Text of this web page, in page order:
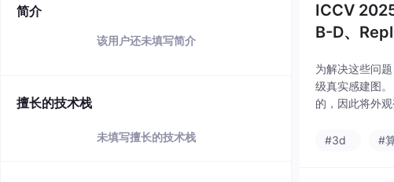
简介
该用户还未填写简介
擅长的技术栈
未填写擅长的技术栈
ICCV
B-D、
为解决这些问
级真实感建图
的，因此将外
#3d
#